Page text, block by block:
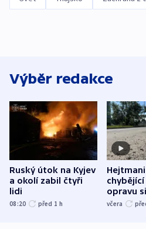
Výběr redakce
Ruský útok na Kyjev
a okolí zabil čtyři
lidi
08:20 před 1 h
chybějící
opravu
včera